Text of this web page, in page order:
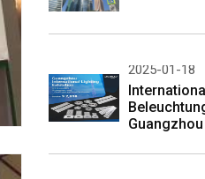
2025-01-18
Guangzhou